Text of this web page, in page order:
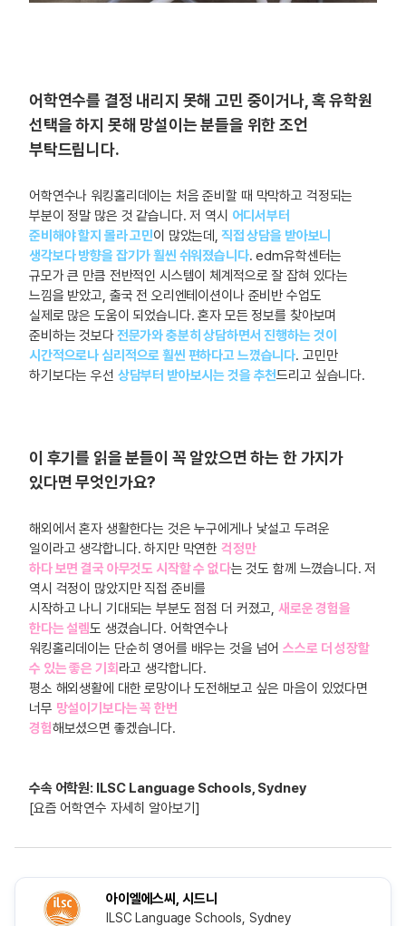
어학연수를 결정 내리지 못해 고민 중이거나, 혹 유학원
선택을 하지 못해 망설이는 분들을 위한 조언
부탁드립니다.
어학연수나 워킹홀리데이는 처음 준비할 때 막막하고 걱정되는
부분이 정말 많은 것 같습니다. 저 역시 어디서부터
준비해야 할지 몰라 고민이 많았는데, 직접 상담을 받아보니
생각보다 방향을 잡기가 훨씬 쉬워졌습니다. edm유학센터는
규모가 큰 만큼 전반적인 시스템이 체계적으로 잘 잡혀 있다는
느낌을 받았고, 출국 전 오리엔테이션이나 준비반 수업도
실제로 많은 도움이 되었습니다. 혼자 모든 정보를 찾아보며
준비하는 것보다전문가와 충분히 상담하면서 진행하는 것이
시간적으로나 심리적으로 훨씬 편하다고 느꼈습니다. 고민만
하기보다는 우선 상담부터 받아보시는 것을 추천드리고 싶습니다.
이 후기를 읽을 분들이 꼭 알았으면 하는 한 가지가
있다면 무엇인가요?
해외에서 혼자 생활한다는 것은 누구에게나 낯설고 두려운
일이라고 생각합니다. 하지만 막연한걱정만
하다 보면 결국 아무것도 시작할 수 없다는 것도 함께 느꼈습니다. 저
역시 걱정이 많았지만 직접 준비를
시작하고 나니 기대되는 부분도 점점 더 커졌고, 새로운 경험을
한다는 설렘도 생겼습니다. 어학연수나
워킹홀리데이는 단순히 영어를 배우는 것을 넘어스스로 더 성장할
수 있는 좋은 기회 라고 생각합니다.
평소 해외생활에 대한 로망이나 도전해보고 싶은 마음이 있었다면
너무 망설이기보다는 꼭 한번
경험해보셨으면 좋겠습니다.
수속 어학원: ILSC Language Schools, Sydney
[요즘 어학연수 자세히 알아보기]
아이엘에스씨, 시드니
ILSC Language Schools, Sydney